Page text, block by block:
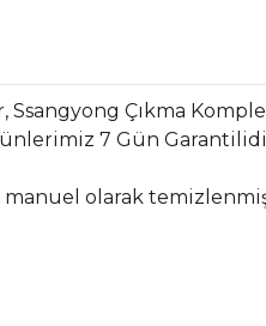
Çıkma Komple
7 Gün
manuel olarak